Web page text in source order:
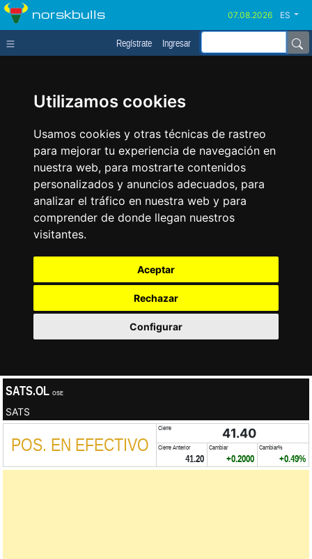
Utilizamos cookies
Usamos cookies y otras técnicas de rastreo
para mejorar tu experiencia de navegación en
nuestra web, para mostrarte contenidos
personalizados y anuncios adecuados, para
analizar el tráfico en nuestra web y para
comprender de donde llegan nuestros
visitantes.
Aceptar
Rechazar
Configurar
norskbulls ES
Regístrate Ingresar
SATS.OL OSE
SATS
POS. EN EFECTIVO
Cierre 41.40
Cierre Anterior
41.20
Cambiar
+0.2000
Cambiar%
+0.49%